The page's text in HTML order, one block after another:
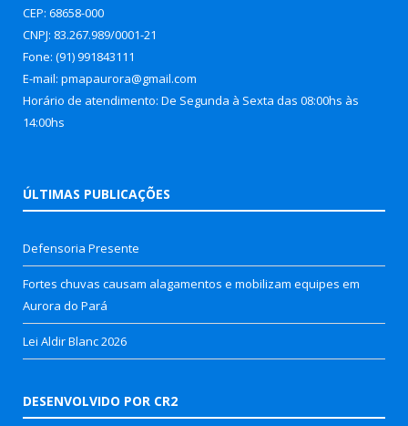
CEP: 68658-000
CNPJ: 83.267.989/0001-21
Fone: (91) 991843111
E-mail: pmapaurora@gmail.com
Horário de atendimento: De Segunda à Sexta das 08:00hs às
14:00hs
ÚLTIMAS PUBLICAÇÕES
Defensoria Presente
Fortes chuvas causam alagamentos e mobilizam equipes em
Aurora do Pará
Lei Aldir Blanc 2026
DESENVOLVIDO POR CR2